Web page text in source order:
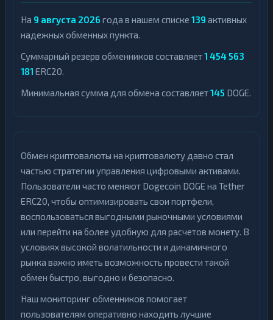
На 9 августа 2026 года в нашем списке 139 активных
надежных обменных пункта.
Суммарный резерв обменников составляет1 454 563
181 ERC20.
Минимальная сумма для обмена составляет145 DOGE.
Обмен криптовалюты на криптовалюту давно стал
частью стратегии управления цифровыми активами.
Пользователи часто меняют Dogecoin DOGE на Tether
ERC20, чтобы оптимизировать свои портфели,
воспользоваться выгодными рыночными условиями
или перейти на более удобную для расчетов монету. В
условиях высокой волатильности и динамичного
рынка важно иметь возможность провести такой
обмен быстро, выгодно и безопасно.
Наш мониторинг обменников помогает
пользователям оперативно находить лучшие